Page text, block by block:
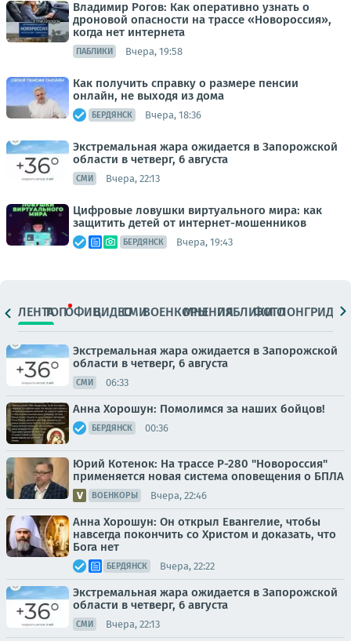
Владимир Рогов: Как оперативно узнать о
дроновой опасности на трассе «Новороссия»,
когда нет интернета
ПАБЛИКИ Вчера, 19:58
Как получить справку о размере пенсии
онлайн, не выходя из дома
БЕРДЯНСК Вчера, 18:36
Экстремальная жара ожидается в Запорожской
области в четверг, 6 августа
СМИ Вчера, 22:13
Цифровые ловушки виртуального мира: как
защитить детей от интернет-мошенников
БЕРДЯНСК Вчера, 19:43
ЛЕНТАТОПОФИЦ.ВИДЕОСМИВОЕНКОРЫМНЕНИЯПАБЛИКИ
ФОТОЛОНГРИДЫ
Экстремальная жара ожидается в Запорожской
области в четверг, 6 августа
СМИ 06:33
Анна Хорошун: Помолимся за наших бойцов!
БЕРДЯНСК 00:36
Юрий Котенок: На трассе Р-280 "Новороссия"
применяется новая система оповещения о БПЛА
ВОЕНКОРЫ Вчера, 22:46
Анна Хорошун: Он открыл Евангелие, чтобы
навсегда покончить со Христом и доказать, что
Бога нет
БЕРДЯНСК Вчера, 22:22
Экстремальная жара ожидается в Запорожской
области в четверг, 6 августа
СМИ Вчера, 22:13